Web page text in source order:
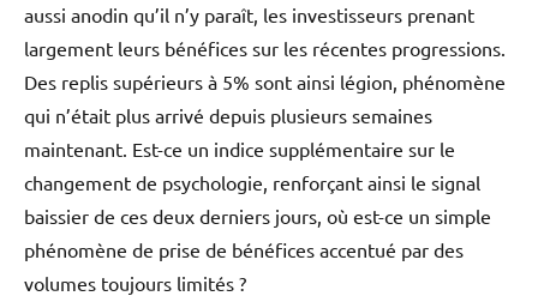
aussi anodin qu’il n’y paraît, les investisseurs prenant
largement leurs bénéfices sur les récentes progressions.
Des replis supérieurs à 5% sont ainsi légion, phénomène
qui n’était plus arrivé depuis plusieurs semaines
maintenant. Est-ce un indice supplémentaire sur le
changement de psychologie, renforçant ainsi le signal
baissier de ces deux derniers jours, où est-ce un simple
phénomène de prise de bénéfices accentué par des
volumes toujours limités ?